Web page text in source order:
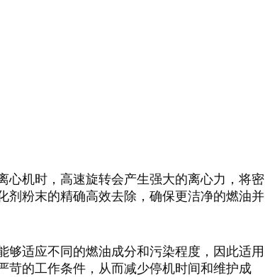
心机时，高速旋转会产生强大的离心力，将密
剂粉末的精确高效去除，确保更洁净的燃油并
适应不同的燃油成分和污染程度，因此适用
苛的工作条件，从而减少停机时间和维护成